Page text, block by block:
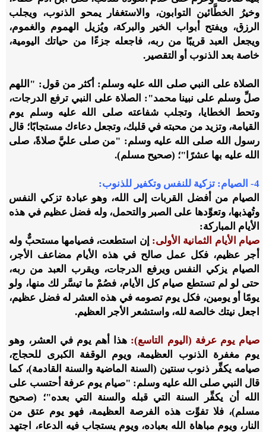
وخيرُ الخطَّائين التوابون، والاستغفار يمحو الذنوب، ويجلب
الرزق، ويفتح أبواب الخير والبركة، ويُزيل الهموم والغموم،
ويجعل العبد قريبًا من ربه، فاجعله جزءًا من حياتك اليومية،
خاصة بعد الذنوب أو التقصير.
الصلاة على النبي صلى الله عليه وسلم: أكثر من قول: "اللهم
صلِّ وسلم على نبينا محمد": الصلاة على النبي ترفع الدرجات،
وتحط الخطايا، وتجلب شفاعته صلى الله عليه وسلم يوم
القيامة، وتزيد من محبته في قلبك، وتجعل دعاءك مستجابًا؛ قال
رسول الله صلى الله عليه وسلم: "من صلى عليَّ صلاةً، صلى
الله عليه بها عشرًا"؛ (صحيح مسلم).
4- الصيام: تزكية للنفس وتكفير للذنوب
:
الصيام من أفضل القربات إلى الله، وهو عبادة تزكي النفس
وتُهذبها، وتعوِّدها على الصبر والتحمل، وله فضل عظيم في هذه
الأيام المباركة:
صيام الأيام الثمانية الأولى: إن استطعت، فصيامها مستحبٌّ وله
أجر عظيم، فكل عمل صالح في هذه الأيام مضاعف الأجر،
الصيام يزكي النفس ويرفع الدرجات، ويقرب العبد من ربه،
حتى لو لم تستطع صيام كل الأيام، فصُمْ ما تيسَّر لك منها، ولو
يومًا أو يومين، فكل يوم تصومه في هذه العشر له فضل عظيم،
اجعل نيتك خالصة لله، واستشعر الأجر العظيم.
صيام يوم عرفة (اليوم التاسع): هذا أهم يوم في العشر، وهو
يوم مغفرة الذنوب العظيمة، ويوم الوقفة الكبرى للحجاج،
صيامه يكفِّر ذنوب سنتين (السنة الماضية والسنة القادمة)، كما
قال النبي صلى الله عليه وسلم: "صيام يوم عرفة أحتسب على
الله أن يكفِّر السنة التي قبله والسنة التي بعده"؛ (صحيح
مسلم)، فلا تفوِّت هذه الفرصة العظيمة، فهو يوم عتق من
النار، ويوم مباهاة الله بعباده، ويوم يستجاب فيه الدعاء، اجتهد